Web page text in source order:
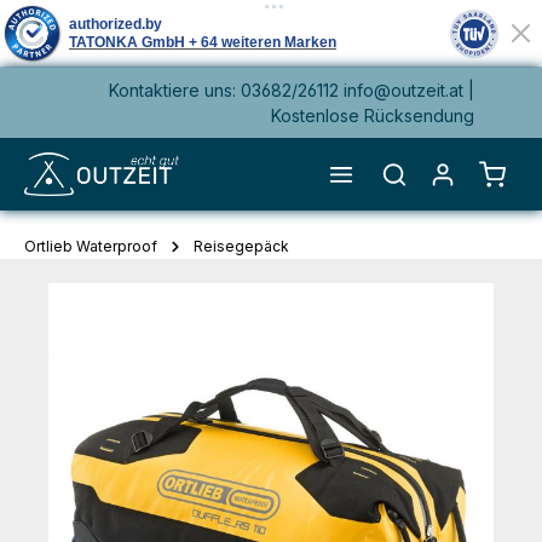
springenKontaktiere uns: 03682/26112 info@outzeit.at |
Kostenlose Rücksendung
Ortlieb Waterproof Reisegepäck